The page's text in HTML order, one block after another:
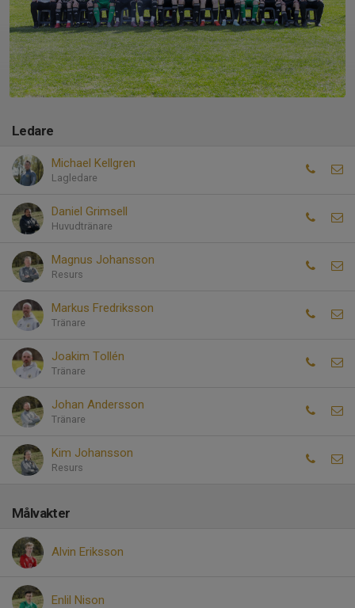
Ledare
Michael Kellgren
Lagledare
Daniel Grimsell
Huvudtränare
Magnus Johansson
Resurs
Markus Fredriksson
Tränare
Joakim Tollén
Tränare
Johan Andersson
Tränare
Kim Johansson
Resurs
Målvakter
Alvin Eriksson
Enlil Nison